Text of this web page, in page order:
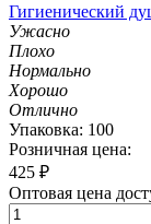
Гигиенический
Ужасно
Плохо
Нормально
Хорошо
Отлично
Упаковка: 100
Розничная цена:
425 ₽
Оптовая цена